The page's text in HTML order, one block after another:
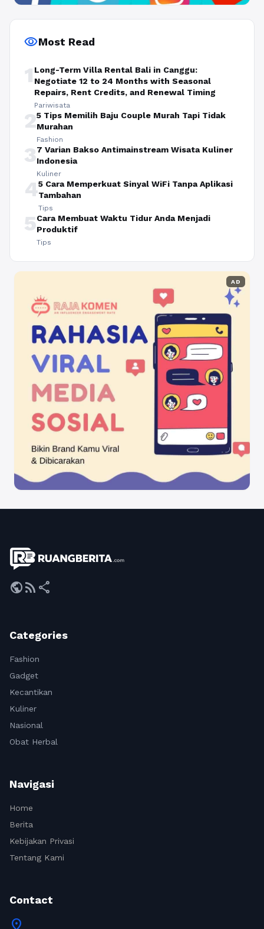
visibilityMost Read
1 Long-Term Villa Rental Bali in Canggu:
Negotiate 12 to 24 Months with Seasonal
Repairs, Rent Credits, and Renewal Timing
Pariwisata
25 Tips Memilih Baju Couple Murah Tapi Tidak
Murahan
Fashion
37 Varian Bakso Antimainstream Wisata Kuliner
Indonesia
Kuliner
45 Cara Memperkuat Sinyal WiFi Tanpa Aplikasi
Tambahan
Tips
5Cara Membuat Waktu Tidur Anda Menjadi
Produktif
Tips
AD
publicrss_feed share
Categories
Fashion
Gadget
Kecantikan
Kuliner
Nasional
Obat Herbal
Navigasi
Home
Berita
Kebijakan Privasi
Tentang Kami
Contact
location_on